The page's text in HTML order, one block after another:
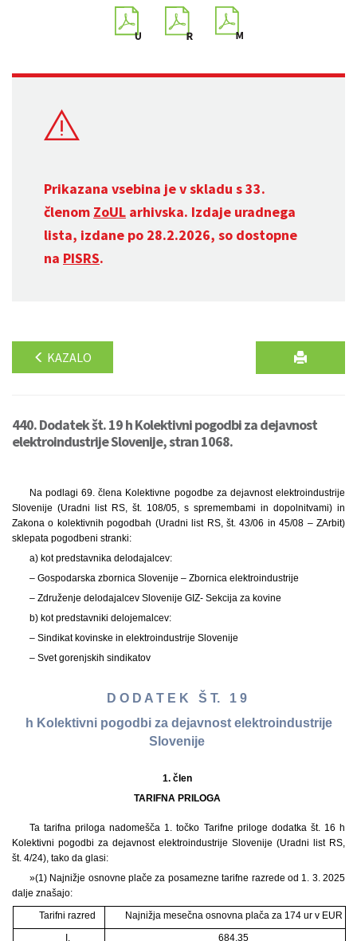
Prikazana vsebina je v skladu s 33.
členom ZoUL arhivska. Izdaje uradnega
lista, izdane po 28.2.2026, so dostopne
na PISRS.
KAZALO
440. Dodatek št. 19 h Kolektivni pogodbi za dejavnost
elektroindustrije Slovenije, stran 1068.
Na podlagi 69. člena Kolektivne pogodbe za dejavnost elektroindustrije
Slovenije (Uradni list RS, št. 108/05, s spremembami in dopolnitvami) in
Zakona o kolektivnih pogodbah (Uradni list RS, št. 43/06 in 45/08 – ZArbit)
sklepata pogodbeni stranki:
a) kot predstavnika delodajalcev:
– Gospodarska zbornica Slovenije – Zbornica elektroindustrije
– Združenje delodajalcev Slovenije GIZ- Sekcija za kovine
b) kot predstavniki delojemalcev:
– Sindikat kovinske in elektroindustrije Slovenije
– Svet gorenjskih sindikatov
D O D A T E K Š T. 1 9
h Kolektivni pogodbi za dejavnost elektroindustrije
Slovenije
1. člen
TARIFNA PRILOGA
Ta tarifna priloga nadomešča 1. točko Tarifne priloge dodatka št. 16 h
Kolektivni pogodbi za dejavnost elektroindustrije Slovenije (Uradni list RS,
št. 4/24), tako da glasi:
»(1) Najnižje osnovne plače za posamezne tarifne razrede od 1. 3. 2025
dalje znašajo:
Tarifni razred
Najnižja mesečna osnovna plača za 174 ur v EUR
I.
684,35